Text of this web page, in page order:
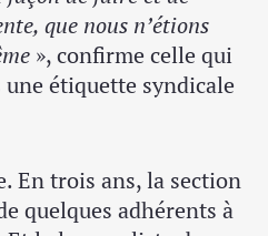
que nous n’étions
», confirme celle qui
une étiquette syndicale
En trois ans, la section
quelques adhérents à